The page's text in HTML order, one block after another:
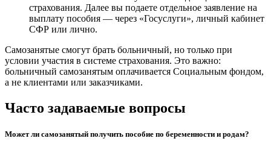
страхования. Далее вы подаете отдельное заявление на
выплату пособия — через «Госуслуги», личный кабинет
СФР или лично.
Самозанятые смогут брать больничный, но только при
условии участия в системе страхования. Это важно:
больничный самозанятым оплачивается Социальным фондом,
а не клиентами или заказчиками.
Часто задаваемые вопросы
Может ли самозанятый получить пособие по беременности и родам?